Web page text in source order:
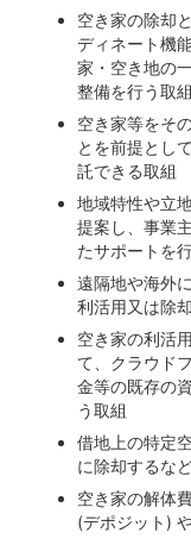
空き家の除却
ディネート機
家・空き地の
整備を行う取組
空き家等をそ
とを前提とし
託できる取組
地域特性や立
提案し、事業
たサポートを
遠隔地や海外
利活用又は除
空き家の利活
て、クラウド
金等の既存の
う取組
借地上の特定
に除却するな
空き家の解体
(デポジット)